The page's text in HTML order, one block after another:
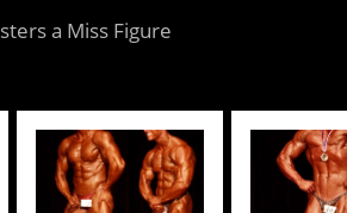
a Miss Figure